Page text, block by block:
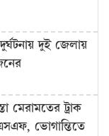
দুই জেলায়
মেরামতের ট্রাক
ভোগান্তিতে